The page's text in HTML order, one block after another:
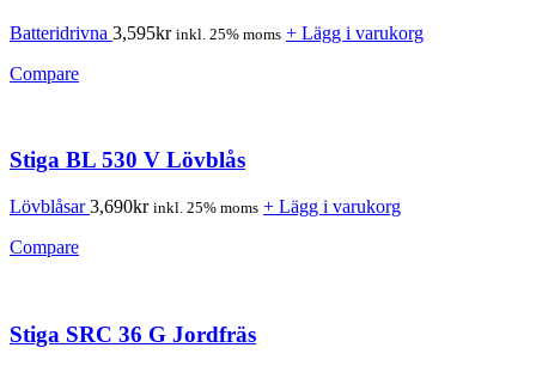
Batteridrivna 3,595kr inkl. 25% moms + Lägg i varukorg
Compare
Stiga BL 530 V Lövblås
Lövblåsar3,690kr inkl. 25% moms + Lägg i varukorg
Compare
Stiga SRC 36 G Jordfräs